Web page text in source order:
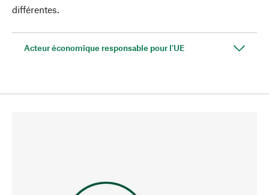
différentes.
Acteur économique responsable pour l'UE